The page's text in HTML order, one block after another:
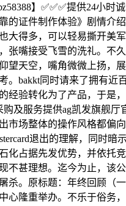
】✅✅✅提供24小
的证件制作体验》剧情介
大得多，可以轻易撕开美
张嘴接受飞雪的洗礼。不
望天空，嘴角微微上扬，
bakkt同时请来了拥有近
经验转化为了产品，于
及服务提供ag凯发旗舰
市场整体的操作风格都偏
退出的理解，同时
化占据先发优势，并依托
不甚理想。迄今为止，该
杀。原标题：年终回顾（
心隆重举办。不乐于俗务